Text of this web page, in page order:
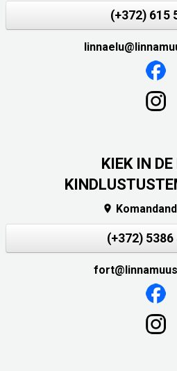
(+372) 615
KIEK IN DE

(+372) 5386